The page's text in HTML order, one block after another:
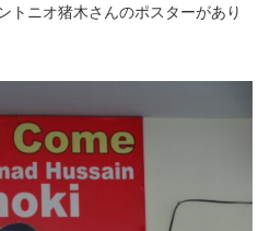
トニオ猪木さんのポスターがあり